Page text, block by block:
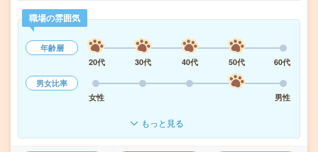
職場の雰囲気
年齢層
20代
30代 40代 50代
60代
男女比率
女性
男性
もっと見る